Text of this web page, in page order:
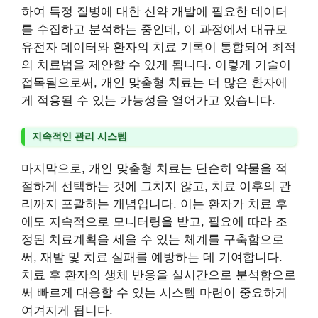
하여 특정 질병에 대한 신약 개발에 필요한 데이터
를 수집하고 분석하는 중인데, 이 과정에서 대규모
유전자 데이터와 환자의 치료 기록이 통합되어 최적
의 치료법을 제안할 수 있게 됩니다. 이렇게 기술이
접목됨으로써, 개인 맞춤형 치료는 더 많은 환자에
게 적용될 수 있는 가능성을 열어가고 있습니다.
지속적인 관리 시스템
마지막으로, 개인 맞춤형 치료는 단순히 약물을 적
절하게 선택하는 것에 그치지 않고, 치료 이후의 관
리까지 포괄하는 개념입니다. 이는 환자가 치료 후
에도 지속적으로 모니터링을 받고, 필요에 따라 조
정된 치료계획을 세울 수 있는 체계를 구축함으로
써, 재발 및 치료 실패를 예방하는 데 기여합니다.
치료 후 환자의 생체 반응을 실시간으로 분석함으로
써 빠르게 대응할 수 있는 시스템 마련이 중요하게
여겨지게 됩니다.